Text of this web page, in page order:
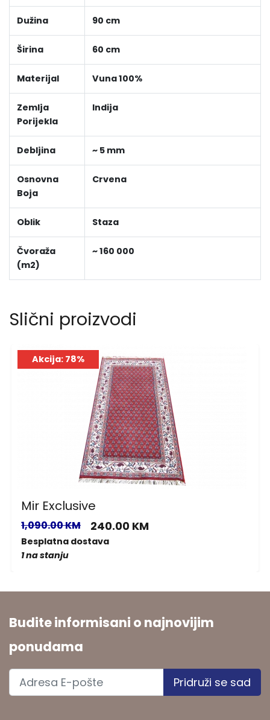
Dužina 90 cm
Širina 60 cm
Materijal Vuna 100%
Zemlja
Porijekla
Indija
Debljina ~ 5 mm
Osnovna
Boja
Crvena
Oblik Staza
Čvoraža
(m2)
~ 160 000
Slični proizvodi
Akcija: 78%
Mir Exclusive
1,090.00 KM 240.00 KM
Besplatna dostava
1 na stanju
Budite informisani o najnovijim
ponudama
Pridruži se sad